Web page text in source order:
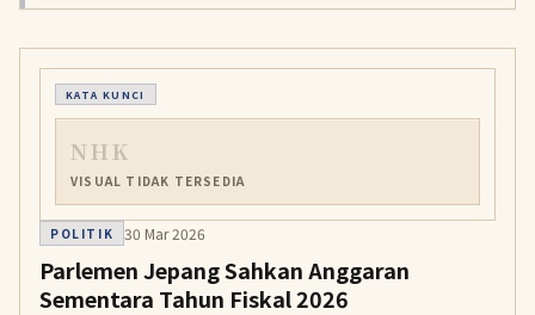
KATA KUNCI
NHK
VISUAL TIDAK TERSEDIA
POLITIK 30 Mar 2026
Parlemen Jepang Sahkan Anggaran
Sementara Tahun Fiskal 2026